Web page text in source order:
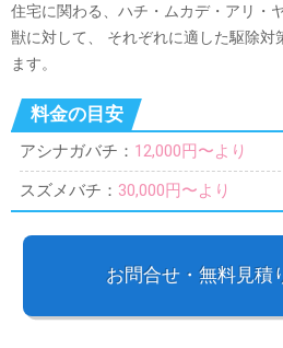
住宅に関わる、ハチ・ムカデ・アリ・
獣に対して、 それぞれに適した駆除対
ます。
料金の目安
アシナガバチ： 12,000円〜より
スズメバチ： 30,000円〜より
お問合せ・無料見積